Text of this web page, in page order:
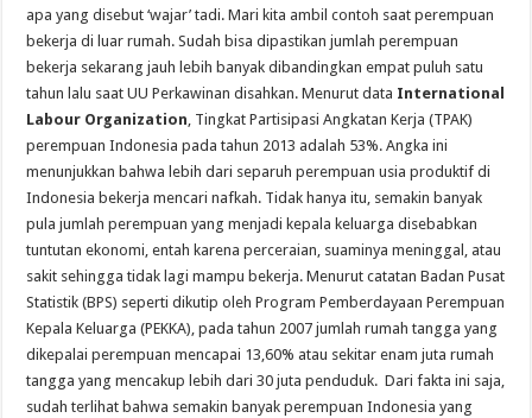
apa yang disebut ‘wajar’ tadi. Mari kita ambil contoh saat perempuan
bekerja di luar rumah. Sudah bisa dipastikan jumlah perempuan
bekerja sekarang jauh lebih banyak dibandingkan empat puluh satu
tahun lalu saat UU Perkawinan disahkan. Menurut data International
Labour Organization, Tingkat Partisipasi Angkatan Kerja (TPAK)
perempuan Indonesia pada tahun 2013 adalah 53%. Angka ini
menunjukkan bahwa lebih dari separuh perempuan usia produktif di
Indonesia bekerja mencari nafkah. Tidak hanya itu, semakin banyak
pula jumlah perempuan yang menjadi kepala keluarga disebabkan
tuntutan ekonomi, entah karena perceraian, suaminya meninggal, atau
sakit sehingga tidak lagi mampu bekerja. Menurut catatan Badan Pusat
Statistik (BPS) seperti dikutip oleh Program Pemberdayaan Perempuan
Kepala Keluarga (PEKKA), pada tahun 2007 jumlah rumah tangga yang
dikepalai perempuan mencapai 13,60% atau sekitar enam juta rumah
tangga yang mencakup lebih dari 30 juta penduduk. Dari fakta ini saja,
sudah terlihat bahwa semakin banyak perempuan Indonesia yang